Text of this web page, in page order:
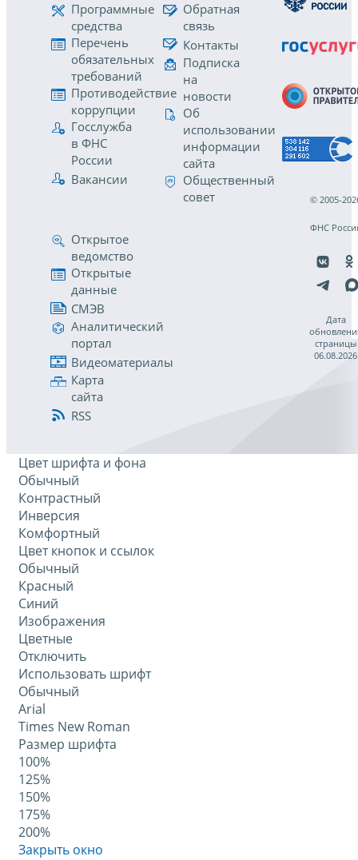
Программные
средства
Перечень
обязательных
требований
Противодействие
коррупции
Госслужба
в ФНС
России
Вакансии
Обратная
связь
Контакты
Подписка
на
новости
Об
использовании
информации
сайта
Общественный
совет
Открытое
ведомство
Открытые
данные
СМЭВ
Аналитический
портал
Видеоматериалы
Карта
сайта
RSS
© 2005-
ФНС
Дата
страницы
06.08.2026
Цвет шрифта и фона
Обычный
Контрастный
Инверсия
Комфортный
Цвет кнопок и ссылок
Обычный
Красный
Синий
Изображения
Цветные
Отключить
Использовать шрифт
Обычный
Arial
Times New Roman
Размер шрифта
100%
125%
150%
175%
200%
Закрыть окно